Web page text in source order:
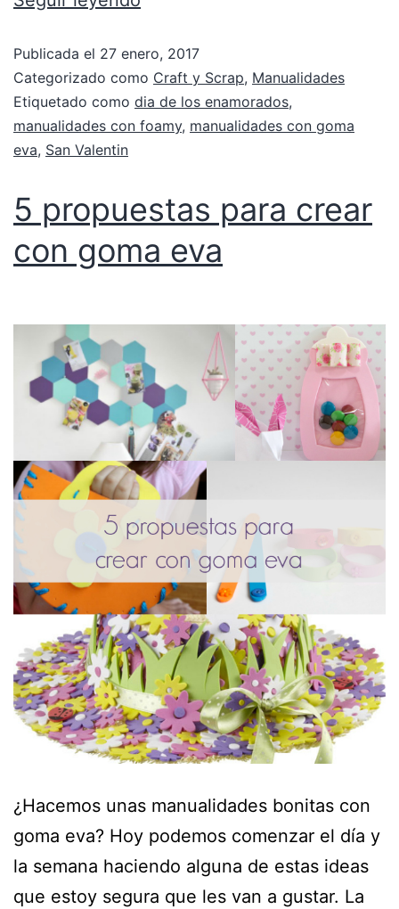
Publicada el 27 enero, 2017
Categorizado como Craft y Scrap, Manualidades
Etiquetado como dia de los enamorados,
manualidades con foamy, manualidades con goma
eva, San Valentin
5 propuestas para crear
con goma eva
¿Hacemos unas manualidades bonitas con
goma eva? Hoy podemos comenzar el día y
la semana haciendo alguna de estas ideas
que estoy segura que les van a gustar. La